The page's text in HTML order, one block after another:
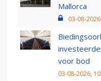
Mallorca
03-08-
voor bod
03-08-2026,